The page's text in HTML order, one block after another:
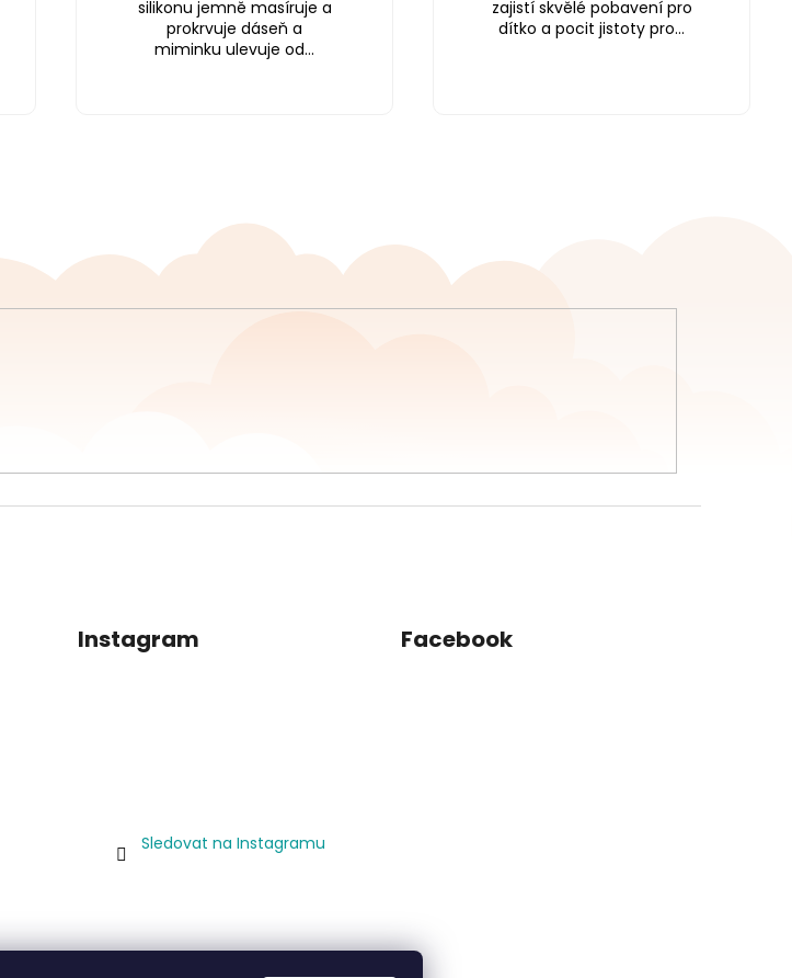
silikonu jemně masíruje a
prokrvuje dáseň a
miminku ulevuje od...
zajistí skvělé pobavení pro
dítko a pocit jistoty pro...
Instagram
Sledovat na Instagramu
Facebook